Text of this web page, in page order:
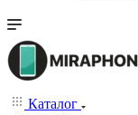
Каталог